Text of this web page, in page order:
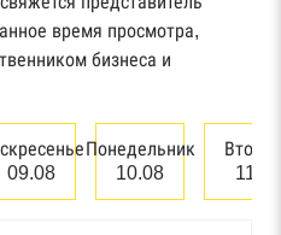
дел Высшего
лиц
сведений о
лиц
время просмотра,
бизнеса и
09.08
Понедельник
10.08
11.08